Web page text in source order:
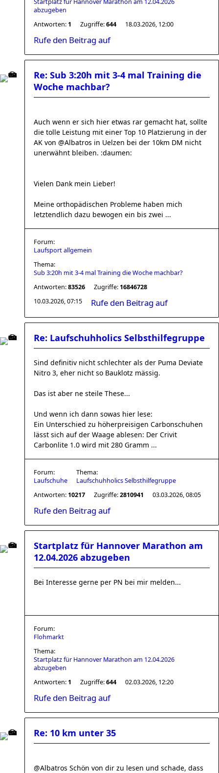
Startplatz für Hannover Marathon am 12.04.2026
abzugeben
Antworten: 1 Zugriffe:644 18.03.2026, 12:00
Rufe den Beitrag auf
Re: Sub 3:20h mit 3-4 mal Training die
Woche machbar?
Auch wenn er sich hier etwas rar gemacht hat, sollte
die tolle Leistung mit einer Top 10 Platzierung in der
AK von @Albatros in Uelzen bei der 10km DM nicht
unerwähnt bleiben. :daumen:
Vielen Dank mein Lieber!
Meine orthopädischen Probleme haben mich
letztendlich dazu bewogen ein bis zwei ...
Forum:
Laufsport allgemein
Thema:
Sub 3:20h mit 3-4 mal Training die Woche machbar?
Antworten:83526 Zugriffe: 16846728
10.03.2026, 07:15
Rufe den Beitrag auf
Re: Laufschuhholics Selbsthilfegruppe
Sind definitiv nicht schlechter als der Puma Deviate
Nitro 3, eher nicht so Bauklotz mässig.
Das ist aber ne steile These...
Und wenn ich dann sowas hier lese:
Ein Unterschied zu höherpreisigen Carbonschuhen
lässt sich auf der Waage ablesen: Der Crivit
Carbonlite 1.0 wird mit 280 Gramm ...
Forum:
Laufschuhe
Thema:
Laufschuhholics Selbsthilfegruppe
Antworten: 10217 Zugriffe:2810941 03.03.2026, 08:05
Rufe den Beitrag auf
Startplatz für Hannover Marathon am
12.04.2026 abzugeben
Bei Interesse gerne per PN bei mir melden...
Forum:
Flohmarkt
Thema:
Startplatz für Hannover Marathon am 12.04.2026
abzugeben
Antworten: 1 Zugriffe:644 02.03.2026, 12:20
Rufe den Beitrag auf
Re: 10 km unter 35
@Albatros Schön von dir zu lesen und schade, dass